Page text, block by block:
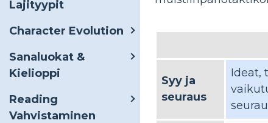
Lajityypit
Character Evolution
Sanaluokat &
Kielioppi
Reading
Vahvistaminen
Syy ja
seuraus
Ideat,